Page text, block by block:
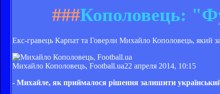
###Кополовець:
Екс-гравець Карпат та Говерли Михайло Кополовець, який
Михайло Кополовець, Football.ua22 апреля 2014, 10:15
- Михайле, як приймалося рішення залишити